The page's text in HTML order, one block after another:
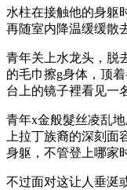
水柱在接触他的身躯
再随室内降温缓缓散
青年关上水龙头，脱
的毛巾擦g身体，顶
台上的镜子裡看见一
青年x金般髮丝凌乱
上拉丁族裔的深刻
身躯，不管登上哪家
不过面对这让人垂涎